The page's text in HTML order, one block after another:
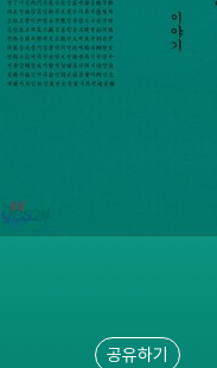
공유하기